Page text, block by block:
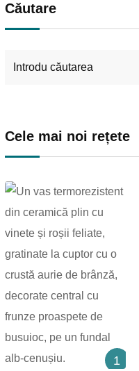
Căutare
Cele mai noi rețete
1